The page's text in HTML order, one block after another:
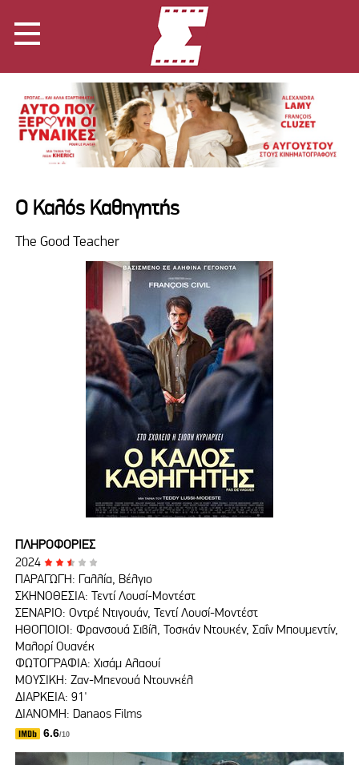
Ο Καλός Καθηγητής
The Good Teacher
ΠΛΗΡΟΦΟΡΙΕΣ
2024
ΠΑΡΑΓΩΓΗ: Γαλλία, Βέλγιο
ΣΚΗΝΟΘΕΣΙΑ: Τεντί Λουσί-Μοντέστ
ΣΕΝΑΡΙΟ: Οντρέ Ντιγουάν, Τεντί Λουσί-Μοντέστ
ΗΘΟΠΟΙΟΙ: Φρανσουά Σιβίλ, Τοσκάν Ντουκέν, Σαΐν Μπουμεντίν,
Μαλορί Ουανέκ
ΦΩΤΟΓΡΑΦΙΑ: Χισάμ Αλαουί
ΜΟΥΣΙΚΗ: Ζαν-Μπενουά Ντουνκέλ
ΔΙΑΡΚΕΙΑ: 91'
ΔΙΑΝΟΜΗ: Danaos Films
6.6/10